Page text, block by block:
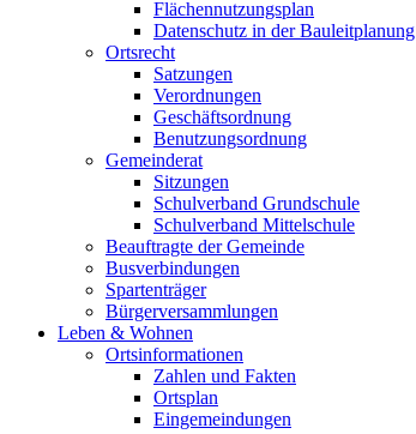
Flächennutzungsplan
Datenschutz in der Bauleitplanung
Ortsrecht
Satzungen
Verordnungen
Geschäftsordnung
Benutzungsordnung
Gemeinderat
Sitzungen
Schulverband Grundschule
Schulverband Mittelschule
Beauftragte der Gemeinde
Busverbindungen
Spartenträger
Bürgerversammlungen
Leben & Wohnen
Ortsinformationen
Zahlen und Fakten
Ortsplan
Eingemeindungen